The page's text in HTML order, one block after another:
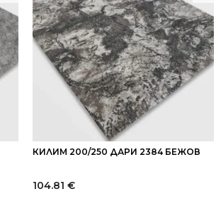
КИЛИМ 200/250 ДАРИ 2384 БЕЖОВ
104.81 €